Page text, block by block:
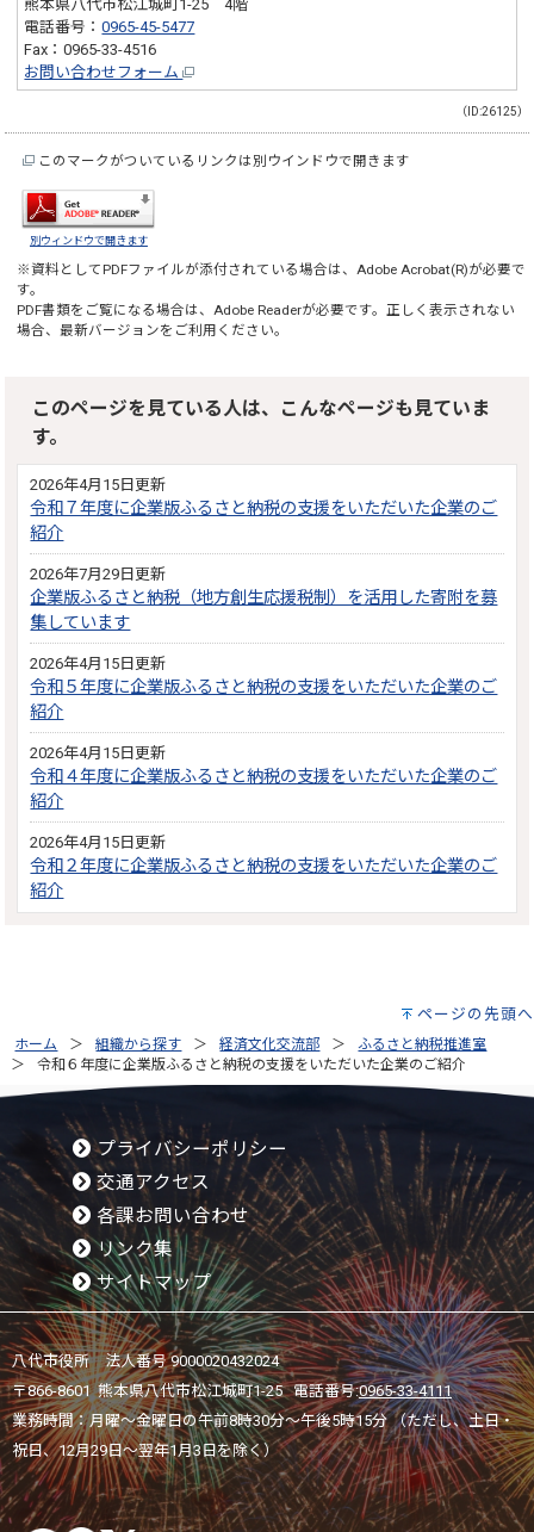
熊本県八代市松江城町1-25 4階
電話番号：0965-45-5477
Fax：0965-33-4516
お問い合わせフォーム
（ID:26125）
このマークがついているリンクは別ウインドウで開きます
別ウィンドウで開きます
※資料としてPDFファイルが添付されている場合は、Adobe Acrobat(R)が必要で
す。
PDF書類をご覧になる場合は、Adobe Readerが必要です。正しく表示されない
場合、最新バージョンをご利用ください。
このページを見ている人は、こんなページも見ていま
す。
2026年4月15日更新
令和７年度に企業版ふるさと納税の支援をいただいた企業のご
紹介
2026年7月29日更新
企業版ふるさと納税（地方創生応援税制）を活用した寄附を募
集しています
2026年4月15日更新
令和５年度に企業版ふるさと納税の支援をいただいた企業のご
紹介
2026年4月15日更新
令和４年度に企業版ふるさと納税の支援をいただいた企業のご
紹介
2026年4月15日更新
令和２年度に企業版ふるさと納税の支援をいただいた企業のご
紹介
ページの先頭へ
ホーム 組織から探す 経済文化交流部
ふるさと納税推進室
令和６年度に企業版ふるさと納税の支援をいただいた企業のご紹介
プライバシーポリシー
交通アクセス
各課お問い合わせ
リンク集
サイトマップ
八代市役所 法人番号 9000020432024
〒866-8601 熊本県八代市松江城町1-25 電話番号:0965-33-4111
業務時間：月曜～金曜日の午前8時30分～午後5時15分 （ただし、土日・
祝日、12月29日～翌年1月3日を除く）